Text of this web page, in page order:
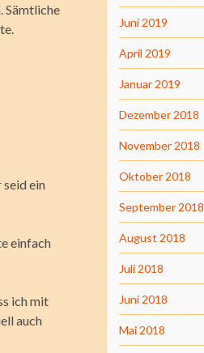
Sämtliche
seid ein
einfach
ich mit
auch
Juni 2019
April 2019
Januar 2019
Dezember 2018
November 2018
Oktober 2018
September 2018
August 2018
Juli 2018
Juni 2018
Mai 2018